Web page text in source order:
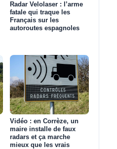
Radar Velolaser : l’arme
fatale qui traque les
Français sur les
autoroutes espagnoles
Vidéo : en Corrèze, un
maire installe de faux
radars et ça marche
mieux que les vrais